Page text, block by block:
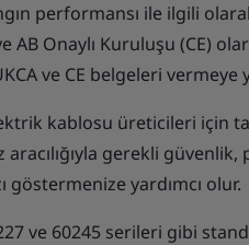
performansı ile ilgili
AB Onaylı Kuruluşu (CE)
ve CE belgeleri vermeye
kablosu üreticileri için
aracılığıyla gerekli
göstermenize yardımcı olur.
ve 60245 serileri gibi